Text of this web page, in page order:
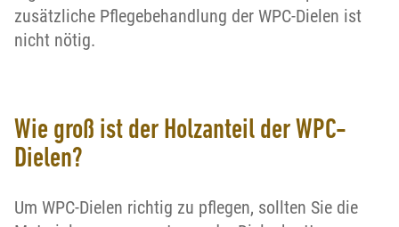
zusätzliche Pflegebehandlung der WPC-Dielen ist
nicht nötig.
Wie groß ist der Holzanteil der WPC-
Dielen?
Um WPC-Dielen richtig zu pflegen, sollten Sie die